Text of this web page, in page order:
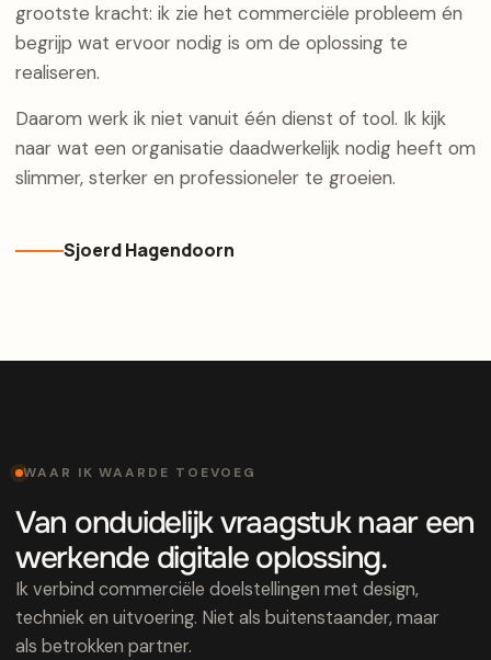
grootste kracht: ik zie het commerciële probleem én
begrijp wat ervoor nodig is om de oplossing te
realiseren.
Daarom werk ik niet vanuit één dienst of tool. Ik kijk
naar wat een organisatie daadwerkelijk nodig heeft om
slimmer, sterker en professioneler te groeien.
Sjoerd Hagendoorn
WAAR IK WAARDE TOEVOEG
Van onduidelijk vraagstuk naar een
werkende digitale oplossing.
Ik verbind commerciële doelstellingen met design,
techniek en uitvoering. Niet als buitenstaander, maar
als betrokken partner.